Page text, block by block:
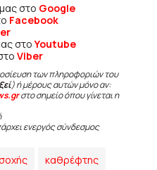
στο Google
Facebook
στοYoutube
Viber
των πληροφοριών του
) ή μέρους αυτών μόνο αν:
στο σημείο όπου γίνεται η
ενεργός σύνδεσμος
καθρέφτης